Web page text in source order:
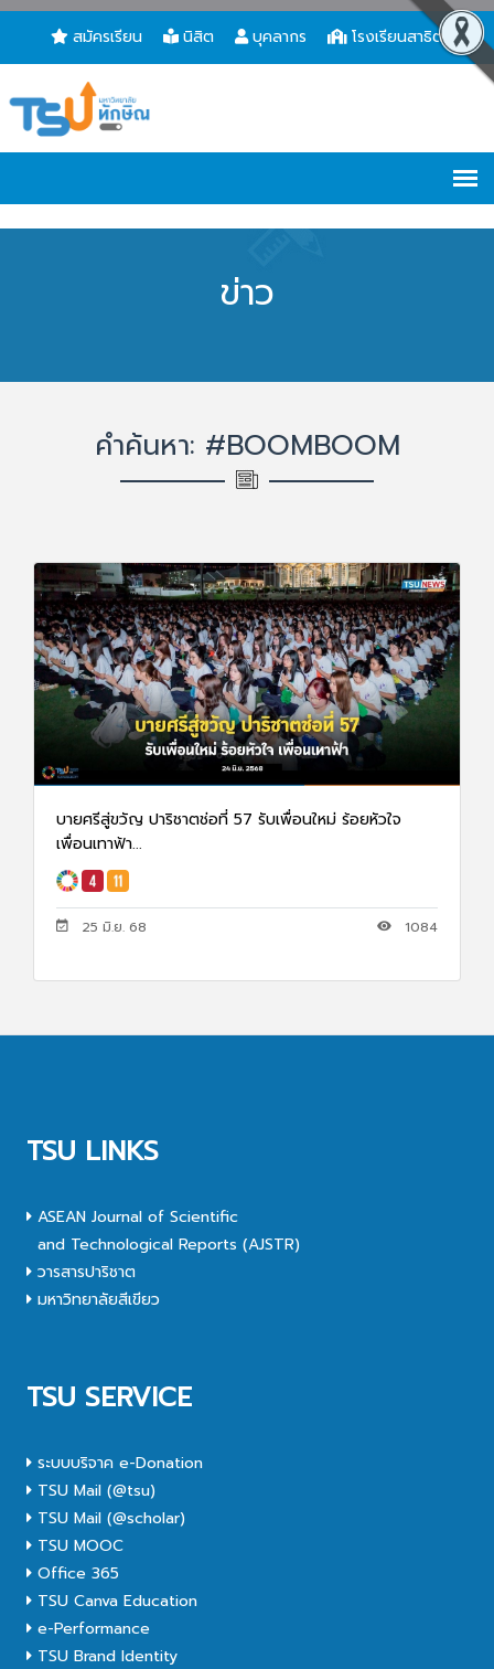
สมัครเรียน นิสิต บุคลากร โรงเรียนสาธิต
ข่าว
คำค้นหา: #BOOMBOOM
บายศรีสู่ขวัญ ปาริชาตช่อที่ 57 รับเพื่อนใหม่ ร้อยหัวใจ
เพื่อนเทาฟ้า...
25 มิ.ย. 68 1084
TSU LINKS
ASEAN Journal of Scientific
and Technological Reports (AJSTR)
วารสารปาริชาต
มหาวิทยาลัยสีเขียว
TSU SERVICE
ระบบบริจาค e-Donation
TSU Mail (@tsu)
TSU Mail (@scholar)
TSU MOOC
Office 365
TSU Canva Education
e-Performance
TSU Brand Identity